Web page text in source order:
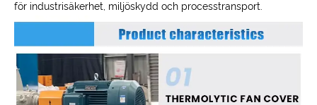
för industrisäkerhet, miljöskydd och processtransport.